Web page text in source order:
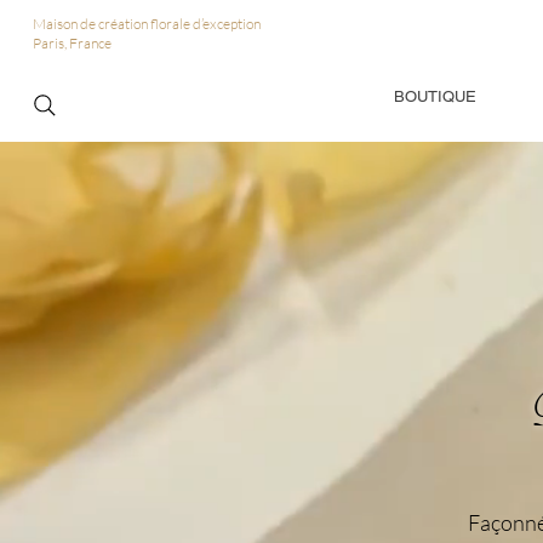
Maison de création florale d’exception
Paris, France
BOUTIQUE